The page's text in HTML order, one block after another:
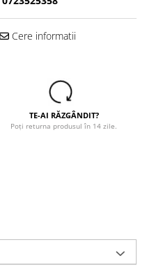
Cere informatii
TE-AI RĂZGÂNDIT?
Poți returna produsul în 14 zile.